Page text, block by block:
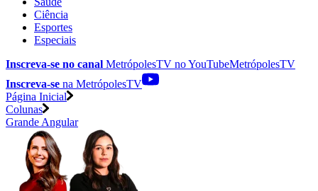
Ciência
Esportes
Especiais
Inscreva-se no canal MetrópolesTV noYouTubeMetrópolesTV
Inscreva-se na MetrópolesTV
Página Inicial
Colunas
Grande Angular